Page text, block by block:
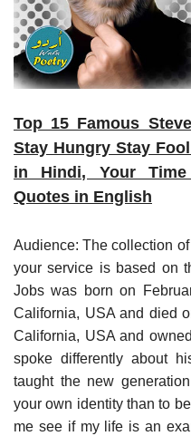
Top 15 Famous
Stay Hungry Stay
in Hindi, Your
Quotes in English
Audience: The collection
your service is based on
Jobs was born on
California, USA and died
California, USA and
spoke differently about
taught the new
your own identity than to
me see if my life is an